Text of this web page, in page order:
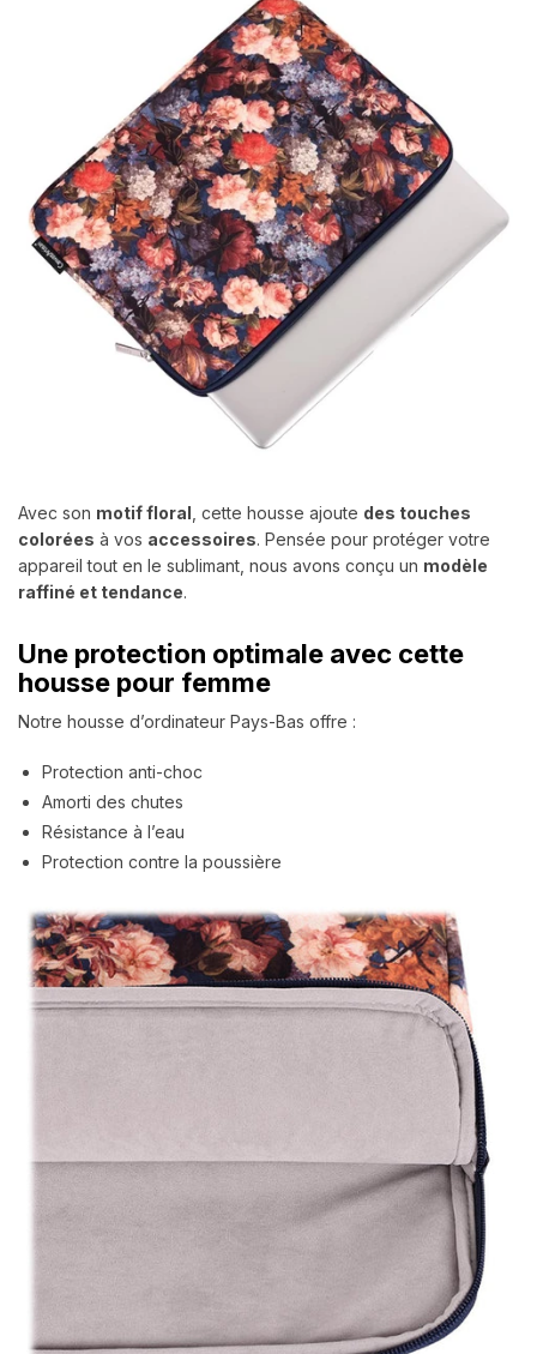
Avec son motif floral , cette housse ajoute des touches
colorées à vos accessoires. Pensée pour protéger votre
appareil tout en le sublimant, nous avons conçu un modèle
raffiné et tendance.
Une protection optimale avec cette
housse pour femme
Notre housse d’ordinateur Pays-Bas offre :
Protection anti-choc
Amorti des chutes
Résistance à l’eau
Protection contre la poussière